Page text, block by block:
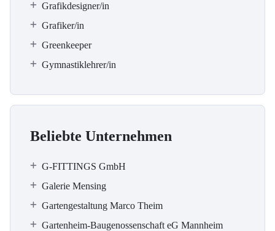
Grafikdesigner/in
Grafiker/in
Greenkeeper
Gymnastiklehrer/in
Beliebte Unternehmen
G-FITTINGS GmbH
Galerie Mensing
Gartengestaltung Marco Theim
Gartenheim-Baugenossenschaft eG Mannheim